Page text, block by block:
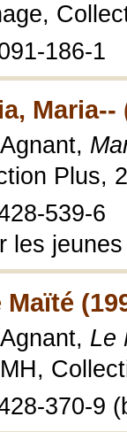
186-1
Maria--
Plus,
539-6
les
Le
370-9